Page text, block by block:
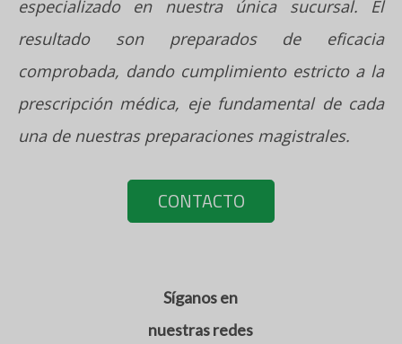
especializado en nuestra única sucursal. El
resultado son preparados de eficacia
comprobada, dando cumplimiento estricto a la
prescripción médica, eje fundamental de cada
una de nuestras preparaciones magistrales.
CONTACTO
Síganos en
nuestras redes